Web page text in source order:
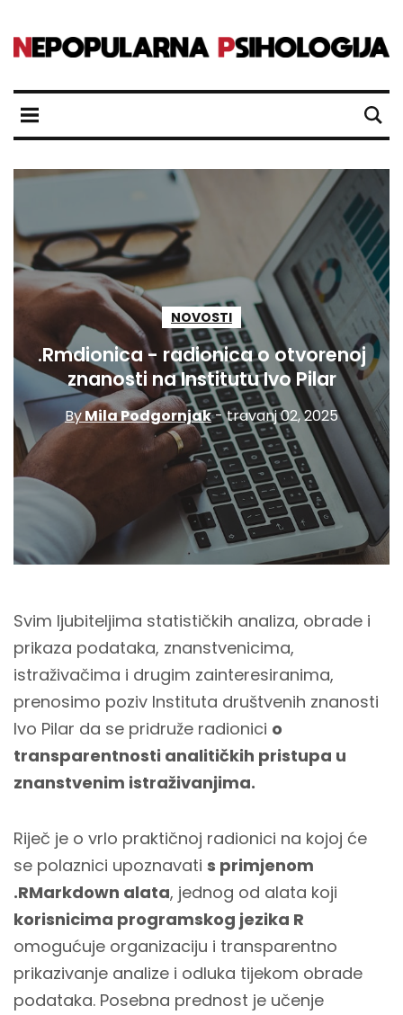
NOVOSTI
.Rmdionica - radionica o otvorenoj
znanosti na Institutu Ivo Pilar
ByMila Podgornjak- travanj 02, 2025
Svim ljubiteljima statističkih analiza, obrade i
prikaza podataka, znanstvenicima,
istraživačima i drugim zainteresiranima,
prenosimo poziv Instituta društvenih znanosti
Ivo Pilar da se pridruže radionici o
transparentnosti analitičkih pristupa u
znanstvenim istraživanjima.
Riječ je o vrlo praktičnoj radionici na kojoj će
se polaznici upoznavati s primjenom
.RMarkdown alata, jednog od alata koji
korisnicima programskog jezika R
omogućuje organizaciju i transparentno
prikazivanje analize i odluka tijekom obrade
podataka. Posebna prednost je učenje